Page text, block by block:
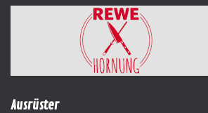
Ausrüster